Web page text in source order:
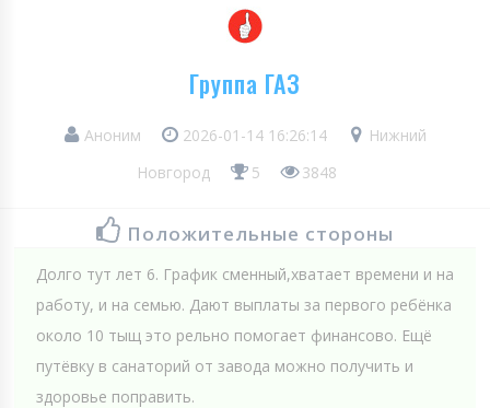
Группа ГАЗ
Аноним 2026-01-14 16:26:14
Нижний
Новгород
5 3848
Положительные стороны
Долго тут лет 6. График сменный,хватает времени и на
работу, и на семью. Дают выплаты за первого ребёнка
около 10 тыщ это рельно помогает финансово. Ещё
путёвку в санаторий от завода можно получить и
здоровье поправить.